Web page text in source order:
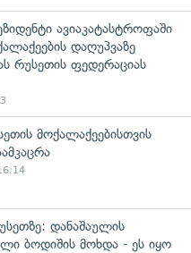
ავიაკატასტროფაში
დაღუპვაზე
რუსეთის ფედერაციას
მოქალაქეებისთვის
დანაშაულის
ბოდიშის მოხდა - ეს იყო